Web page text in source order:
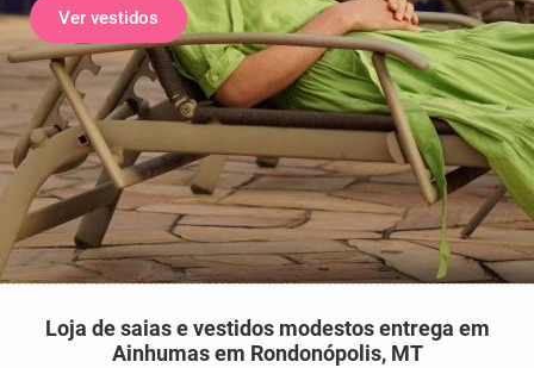
Ver vestidos
Loja de saias e vestidos modestos entrega em
Ainhumas em Rondonópolis, MT